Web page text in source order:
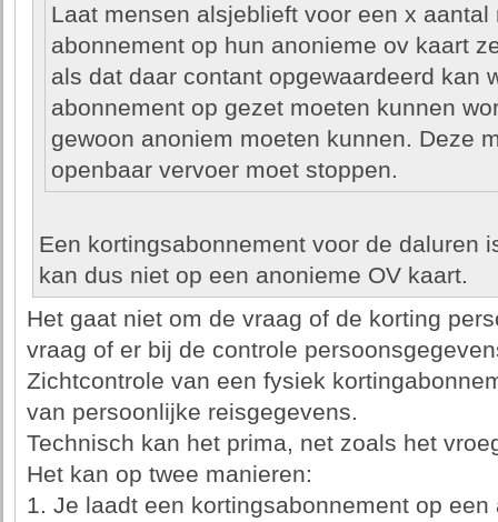
Laat mensen alsjeblieft voor een x
abonnement op hun anonieme ov kaart
als dat daar contant opgewaardeerd kan
abonnement op gezet moeten kunnen
gewoon anoniem moeten kunnen. Deze
openbaar vervoer moet stoppen.
Een kortingsabonnement voor de daluren
kan dus niet op een anonieme OV kaart.
Het gaat niet om de vraag of de korting
vraag of er bij de controle
Zichtcontrole van een fysiek
van persoonlijke reisgegevens.
Technisch kan het prima, net zoals het
Het kan op twee manieren:
1. Je laadt een kortingsabonnement op